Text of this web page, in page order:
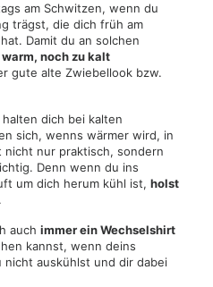
am Schwitzen, wenn du
trägst, die dich früh am
Damit du an solchen
noch zu kalt
gute alte Zwiebellook bzw.
dich bei kalten
sich, wenns wärmer wird, in
nicht nur praktisch, sondern
Denn wenn du ins
um dich herum kühl ist, holst
.
auch immer ein Wechselshirt
kannst, wenn deins
auskühlst und dir dabei